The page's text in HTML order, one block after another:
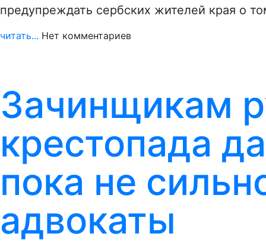
предупреждать сербских жителей края о
читать... Нет комментариев
Зачинщикам
крестопада
пока не
адвокаты